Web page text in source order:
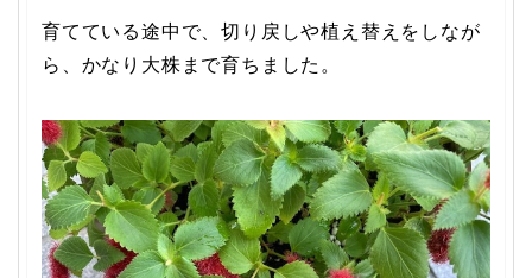
育てている途中で、切り戻しや植え替えをしなが
ら、かなり大株まで育ちました。